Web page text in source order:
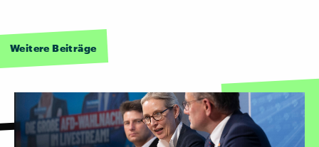
Weitere Beiträge